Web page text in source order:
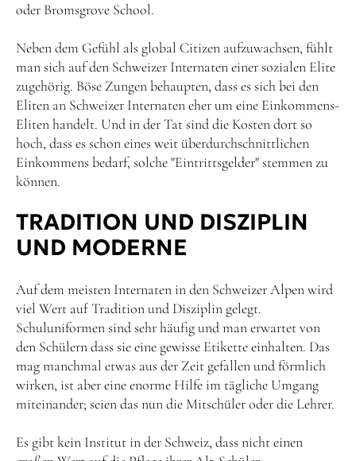
oder Bromsgrove School.
Neben dem Gefühl als global Citizen aufzuwachsen, fühlt
man sich auf den Schweizer Internaten einer sozialen Elite
zugehörig. Böse Zungen behaupten, dass es sich bei den
Eliten an Schweizer Internaten eher um eine Einkommens-
Eliten handelt. Und in der Tat sind die Kosten dort so
hoch, dass es schon eines weit überdurchschnittlichen
Einkommens bedarf, solche "Eintrittsgelder" stemmen zu
können.
TRADITION UND DISZIPLIN
UND MODERNE
Auf dem meisten Internaten in den Schweizer Alpen wird
viel Wert auf Tradition und Disziplin gelegt.
Schuluniformen sind sehr häufig und man erwartet von
den Schülern dass sie eine gewisse Etikette einhalten. Das
mag manchmal etwas aus der Zeit gefallen und förmlich
wirken, ist aber eine enorme Hilfe im tägliche Umgang
miteinander; seien das nun die Mitschüler oder die Lehrer.
Es gibt kein Institut in der Schweiz, dass nicht einen